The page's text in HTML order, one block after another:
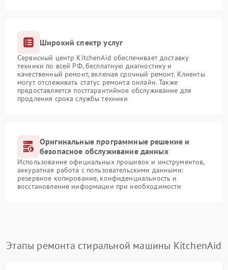
Широкий спектр услуг
Сервисный центр KitchenAid обеспечивает доставку
техники по всей РФ, бесплатную диагностику и
качественный ремонт, включая срочный ремонт. Клиенты
могут отслеживать статус ремонта онлайн. Также
предоставляется постгарантийное обслуживание для
продления срока службы техники
Оригинальные программные решение и
безопасное обслуживание данных
Использование официальных прошивок и инструментов,
аккуратная работа с пользовательскими данными:
резервное копирование, конфиденциальность и
восстановление информации при необходимости
Этапы ремонта стиральной машины KitchenAid